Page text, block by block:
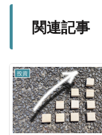
関連記事
投資